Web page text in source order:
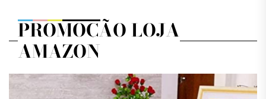
PROMOÇÃO LOJA
AMAZON